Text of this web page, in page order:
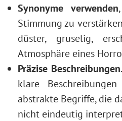
Synonyme verwenden
Stimmung zu
düster, gruselig,
Atmosphäre eines
Präzise Beschreibungen
klare
abstrakte Begriffe, die
nicht eindeutig